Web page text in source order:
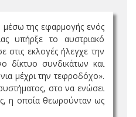
της εφαρμογής ενός
υπήρξε το αυστριακό
εκλογές ήλεγχε την
δίκτυο συνδικάτων και
μέχρι την τεφροδόχο».
στο να ενώσει
η οποία θεωρούνταν ως